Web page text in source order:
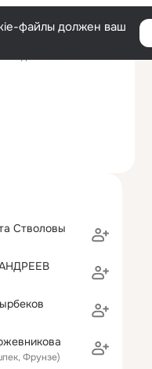
файлы должен ваш
Стволовы
Фрунзе)